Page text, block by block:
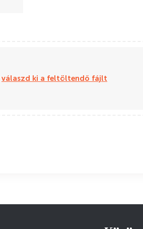
válaszd ki a feltöltendő fájlt